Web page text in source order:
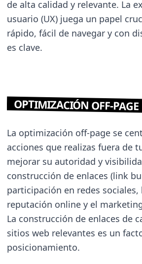
de alta calidad y relevante. La
usuario (UX) juega un papel
rápido, fácil de navegar y con
es clave.
OPTIMIZACIÓN OFF-PAGE
La optimización off-page se
acciones que realizas fuera de
mejorar su autoridad y
construcción de enlaces (link
participación en redes
reputación online y el
La construcción de enlaces de
sitios web relevantes es un
posicionamiento.